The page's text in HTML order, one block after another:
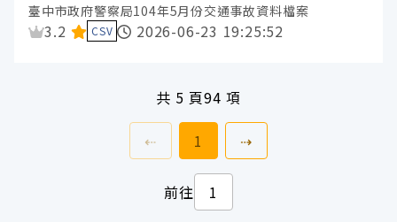
臺中市政府警察局104年5月份交通事故資料檔案
資料集評分：
3.2 CSV 2026-06-23 19:25:52
共 5 頁94 項
⇠ 上一頁前往
1 ⇢下一頁
前往